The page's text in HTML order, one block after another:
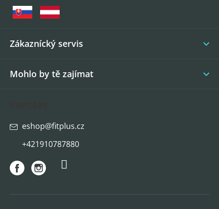
Zákaznícký servis
Mohlo by tě zajímat
eshop@fitplus.cz
+421910787880